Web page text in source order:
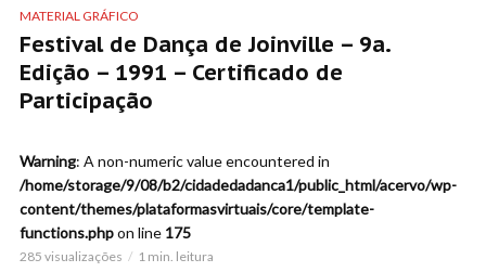
MATERIAL GRÁFICO
Festival de Dança de Joinville – 9a.
Edição – 1991 – Certificado de
Participação
Warning: A non-numeric value encountered in
/home/storage/9/08/b2/cidadedadanca1/public_html/acervo/wp-
content/themes/plataformasvirtuais/core/template-
functions.phpon line 175
285 visualizações 1 min. leitura